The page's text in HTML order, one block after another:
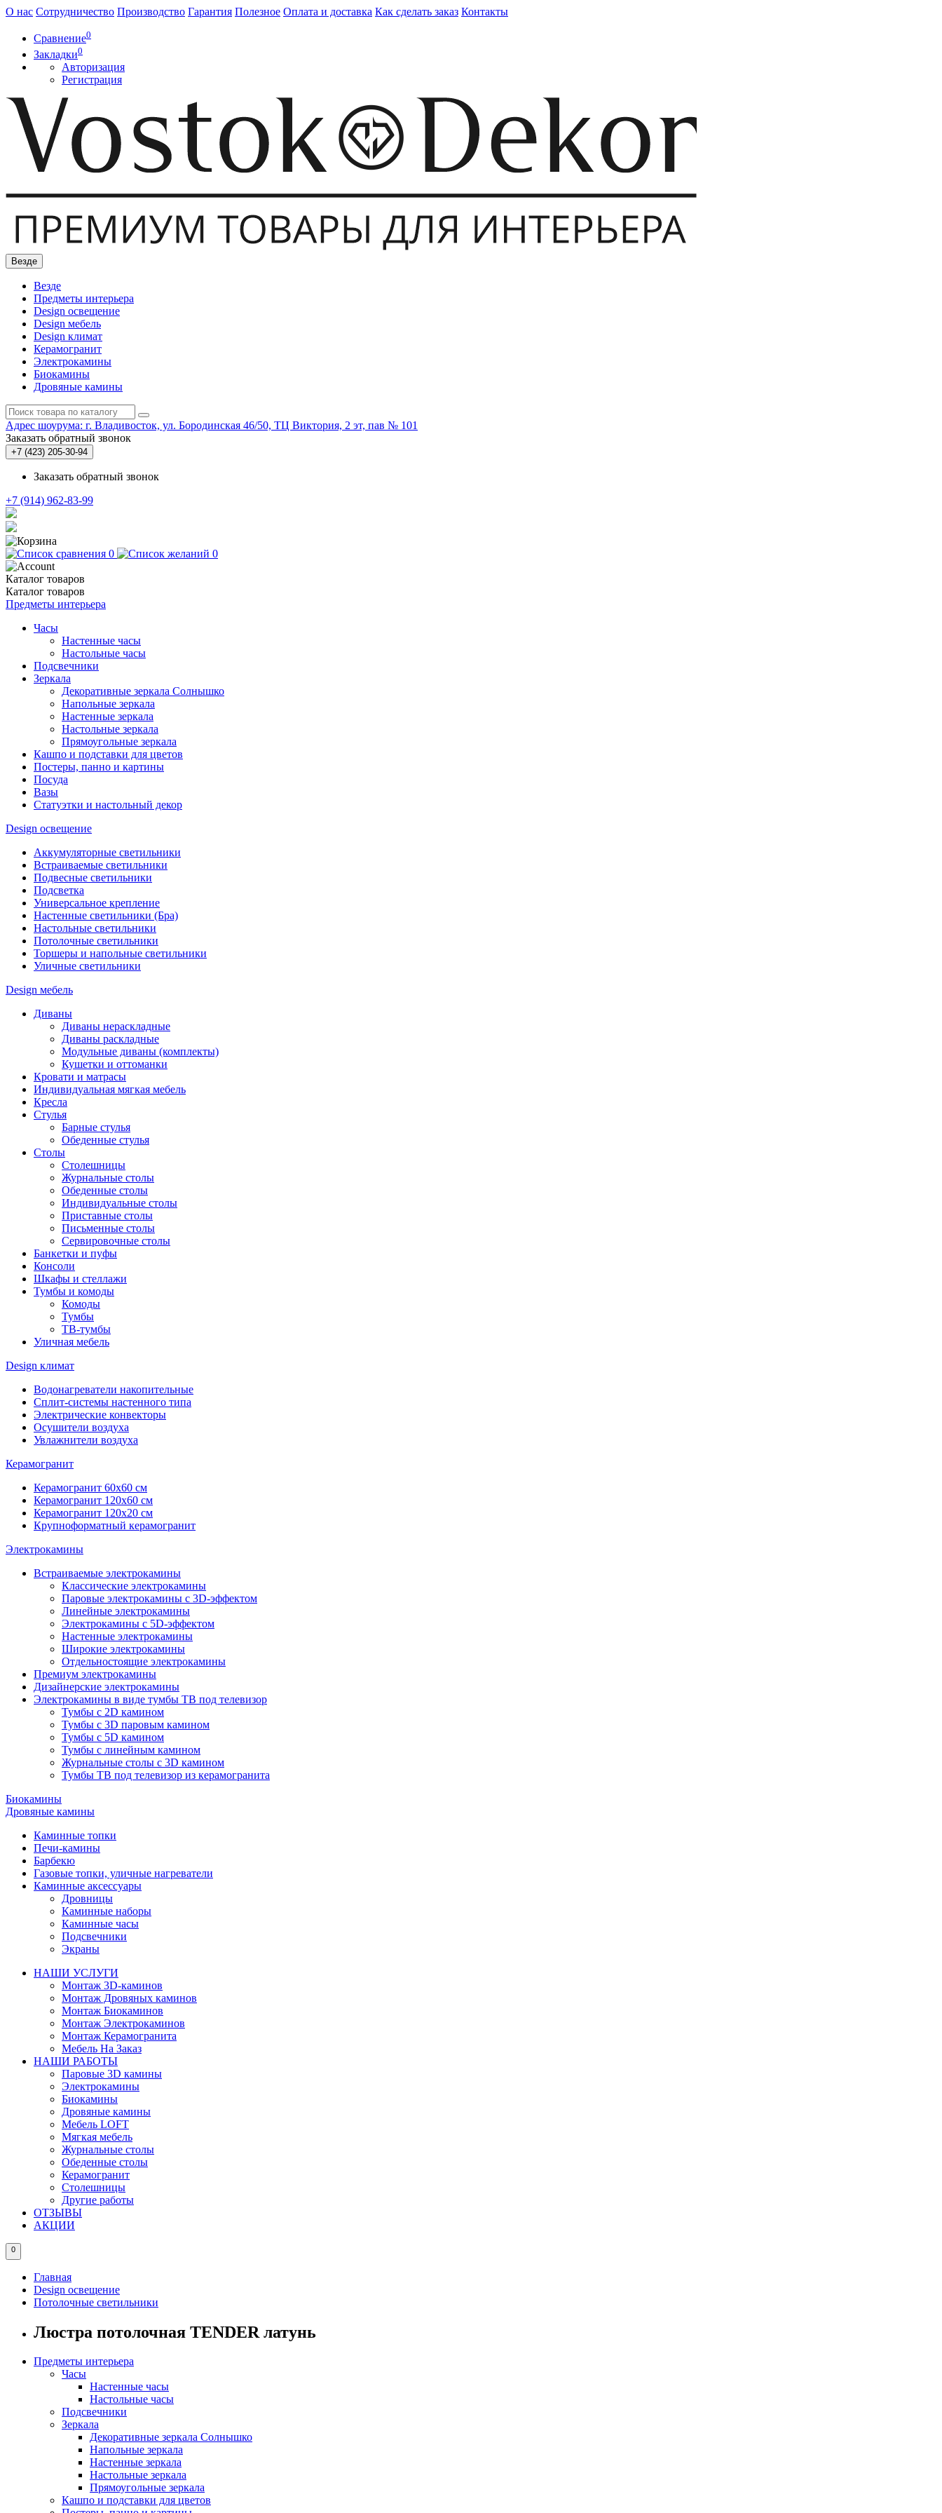
О нас Сотрудничество Производство Гарантия Полезное Оплата и доставка Как сделать заказ Контакты
Сравнение0
Закладки0
Авторизация
Регистрация
Везде
Везде
Предметы интерьера
Design освещение
Design мебель
Design климат
Керамогранит
Электрокамины
Биокамины
Дровяные камины
Адрес шоурума: г. Владивосток, ул. Бородинская 46/50, ТЦ Виктория, 2 эт, пав № 101
Заказать обратный звонок
+7 (423) 205-30-94
Заказать обратный звонок
+7 (914) 962-83-99
0 0
Каталог товаров
Каталог товаров
Предметы интерьера
Часы
Настенные часы
Настольные часы
Подсвечники
Зеркала
Декоративные зеркала Солнышко
Напольные зеркала
Настенные зеркала
Настольные зеркала
Прямоугольные зеркала
Кашпо и подставки для цветов
Постеры, панно и картины
Посуда
Вазы
Статуэтки и настольный декор
Design освещение
Аккумуляторные светильники
Встраиваемые светильники
Подвесные светильники
Подсветка
Универсальное крепление
Настенные светильники (Бра)
Настольные светильники
Потолочные светильники
Торшеры и напольные светильники
Уличные светильники
Design мебель
Диваны
Диваны нераскладные
Диваны раскладные
Модульные диваны (комплекты)
Кушетки и оттоманки
Кровати и матрасы
Индивидуальная мягкая мебель
Кресла
Стулья
Барные стулья
Обеденные стулья
Столы
Столешницы
Журнальные столы
Обеденные столы
Индивидуальные столы
Приставные столы
Письменные столы
Сервировочные столы
Банкетки и пуфы
Консоли
Шкафы и стеллажи
Тумбы и комоды
Комоды
Тумбы
ТВ-тумбы
Уличная мебель
Design климат
Водонагреватели накопительные
Сплит-системы настенного типа
Электрические конвекторы
Осушители воздуха
Увлажнители воздуха
Керамогранит
Керамогранит 60х60 см
Керамогранит 120х60 см
Керамогранит 120х20 см
Крупноформатный керамогранит
Электрокамины
Встраиваемые электрокамины
Классические электрокамины
Паровые электрокамины с 3D-эффектом
Линейные электрокамины
Электрокамины с 5D-эффектом
Настенные электрокамины
Широкие электрокамины
Отдельностоящие электрокамины
Премиум электрокамины
Дизайнерские электрокамины
Электрокамины в виде тумбы ТВ под телевизор
Тумбы с 2D камином
Тумбы с 3D паровым камином
Тумбы с 5D камином
Тумбы с линейным камином
Журнальные столы с 3D камином
Тумбы ТВ под телевизор из керамогранита
Биокамины
Дровяные камины
Каминные топки
Печи-камины
Барбекю
Газовые топки, уличные нагреватели
Каминные аксессуары
Дровницы
Каминные наборы
Каминные часы
Подсвечники
Экраны
НАШИ УСЛУГИ
Монтаж 3D-каминов
Монтаж Дровяных каминов
Монтаж Биокаминов
Монтаж Электрокаминов
Монтаж Керамогранита
Мебель На Заказ
НАШИ РАБОТЫ
Паровые 3D камины
Электрокамины
Биокамины
Дровяные камины
Мебель LOFT
Мягкая мебель
Журнальные столы
Обеденные столы
Керамогранит
Столешницы
Другие работы
ОТЗЫВЫ
АКЦИИ
0
Главная
Design освещение
Потолочные светильники
Люстра потолочная TENDER латунь
Предметы интерьера
Часы
Настенные часы
Настольные часы
Подсвечники
Зеркала
Декоративные зеркала Солнышко
Напольные зеркала
Настенные зеркала
Настольные зеркала
Прямоугольные зеркала
Кашпо и подставки для цветов